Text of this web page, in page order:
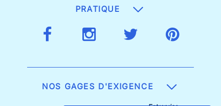
PRATIQUE
NOS GAGES D'EXIGENCE